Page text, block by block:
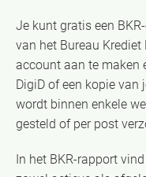
Je kunt gratis een
van het Bureau Krediet
account aan te maken
DigiD of een kopie
wordt binnen enkele
gesteld of per post
In het BKR-rapport